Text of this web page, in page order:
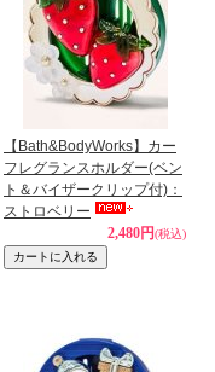
【Bath&BodyWorks】カー
フレグランスホルダー(ベン
ト＆バイザークリップ付)：
ストロベリー
2,480円(税込)